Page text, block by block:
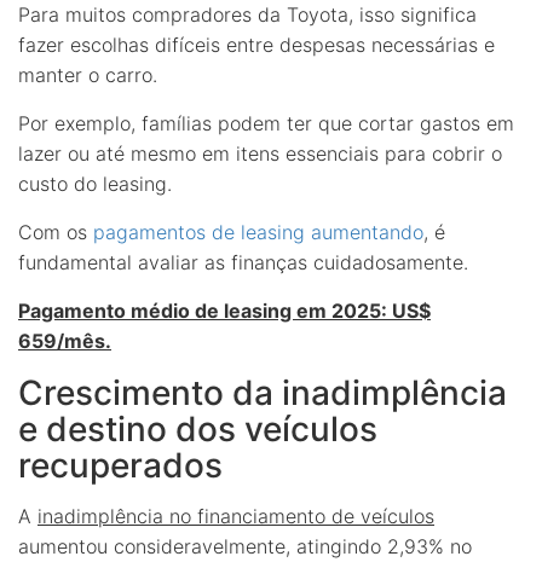
Para muitos compradores da Toyota, isso significa
fazer escolhas difíceis entre despesas necessárias e
manter o carro.
Por exemplo, famílias podem ter que cortar gastos em
lazer ou até mesmo em itens essenciais para cobrir o
custo do leasing.
Com os pagamentos de leasing aumentando, é
fundamental avaliar as finanças cuidadosamente.
Pagamento médio de leasing em 2025: US$
659/mês.
Crescimento da inadimplência
e destino dos veículos
recuperados
A inadimplência no financiamento de veículos
aumentou consideravelmente, atingindo 2,93% no